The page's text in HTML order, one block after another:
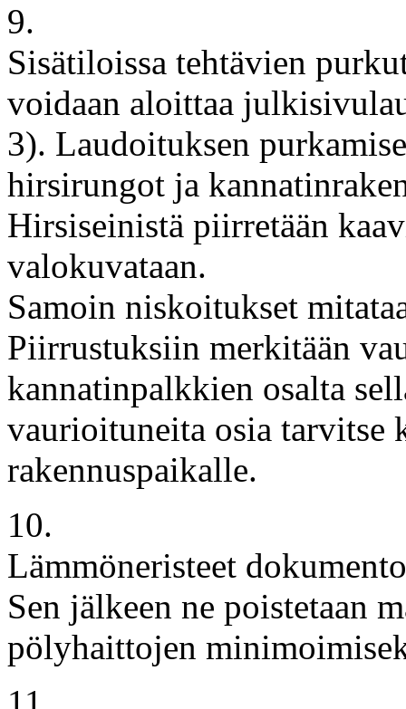
9.
Sisätiloissa tehtävien
voidaan aloittaa
3). Laudoituksen
hirsirungot ja
Hirsiseinistä piirretään
valokuvataan.
Samoin niskoitukset
Piirrustuksiin merkitään
kannatinpalkkien osalta
vaurioituneita osia tarvitse
rakennuspaikalle.
10.
Lämmöneristeet
Sen jälkeen ne poistetaan
pölyhaittojen